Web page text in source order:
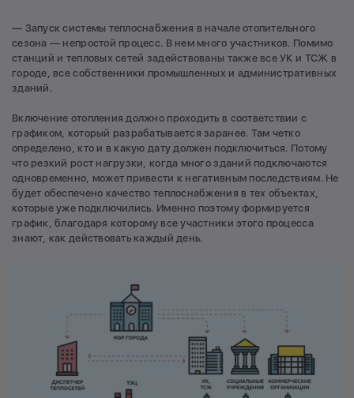
— Запуск системы теплоснабжения в начале отопительного
сезона — непростой процесс. В нем много участников. Помимо
станций и тепловых сетей задействованы также все УК и ТСЖ в
городе, все собственники промышленных и административных
зданий.
Включение отопления должно проходить в соответствии с
графиком, который разрабатывается заранее. Там четко
определено, кто и в какую дату должен подключиться. Потому
что резкий рост нагрузки, когда много зданий подключаются
одновременно, может привести к негативным последствиям. Не
будет обеспечено качество теплоснабжения в тех объектах,
которые уже подключились. Именно поэтому формируется
график, благодаря которому все участники этого процесса
знают, как действовать каждый день.